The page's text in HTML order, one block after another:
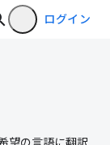
ログイン